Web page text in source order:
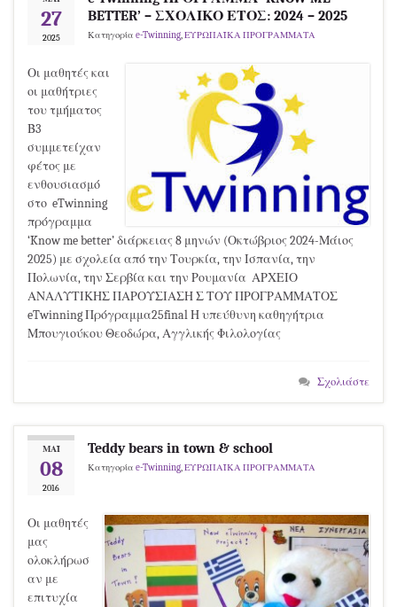
27
2025
BETTER’ – ΣΧΟΛΙΚΟ ΕΤΟΣ: 2024 – 2025
Κατηγορία e-Twinning,ΕΥΡΩΠΑΪΚΑ ΠΡΟΓΡΑΜΜΑΤΑ
Οι μαθητές και
οι μαθήτριες
του τμήματος
Β3
συμμετείχαν
φέτος με
ενθουσιασμό
στο eTwinning
πρόγραμμα
‘Know me better’ διάρκειας 8 μηνών (Οκτώβριος 2024-Μάιος
2025) με σχολεία από την Τουρκία, την Ισπανία, την
Πολωνία, την Σερβία και την Ρουμανία ΑΡΧΕΙΟ
ΑΝΑΛΥΤΙΚΗΣ ΠΑΡΟΥΣΙΑΣΗ Σ ΤΟΥ ΠΡΟΓΡΑΜΜΑΤΟΣ
eTwinning Πρόγραμμα25final Η υπεύθυνη καθηγήτρια
Μπουγιούκου Θεοδώρα, Αγγλικής Φιλολογίας
Σχολιάστε
ΜΆΙ
08
2016
Teddy bears in town & school
Κατηγορία e-Twinning,ΕΥΡΩΠΑΪΚΑ ΠΡΟΓΡΑΜΜΑΤΑ
Οι μαθητές
μας
ολοκλήρωσ
αν με
επιτυχία